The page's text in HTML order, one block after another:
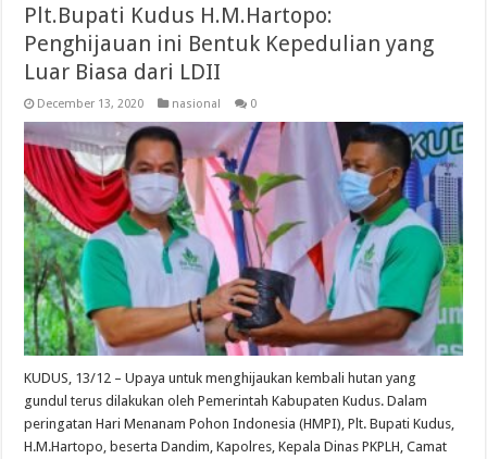
Plt.Bupati Kudus H.M.Hartopo:
Penghijauan ini Bentuk Kepedulian yang
Luar Biasa dari LDII
December 13, 2020 nasional 0
KUDUS, 13/12 – Upaya untuk menghijaukan kembali hutan yang
gundul terus dilakukan oleh Pemerintah Kabupaten Kudus. Dalam
peringatan Hari Menanam Pohon Indonesia (HMPI), Plt. Bupati Kudus,
H.M.Hartopo, beserta Dandim, Kapolres, Kepala Dinas PKPLH, Camat